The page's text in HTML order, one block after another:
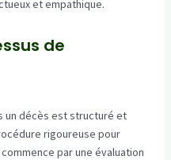
et empathique.
de
un décès est structuré et
rigoureuse pour
par une évaluation